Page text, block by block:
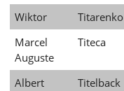
Wiktor
Titarenko
Marcel
Auguste
Titeca
Albert Titelback